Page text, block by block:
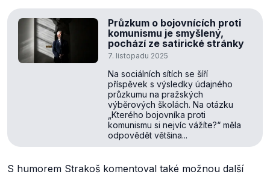
Průzkum o bojovnících proti
komunismu je smyšlený,
pochází ze satirické stránky
7. listopadu 2025
Na sociálních sítích se šíří
příspěvek s výsledky údajného
průzkumu na pražských
výběrových školách. Na otázku
„Kterého bojovníka proti
komunismu si nejvíc vážíte?“ měla
odpovědět většina...
S humorem Strakoš komentoval také možnou další